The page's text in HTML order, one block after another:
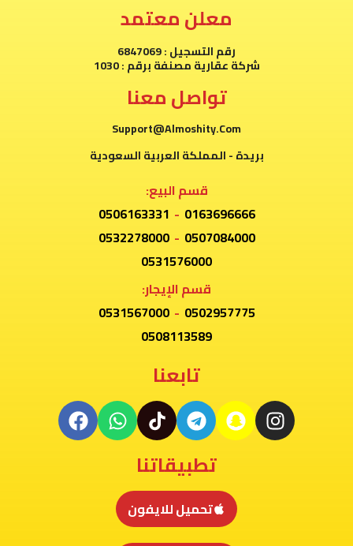
معلن معتمد
رقم التسجيل : 6847069
شركة عقارية مصنفة برقم : 1030
تواصل معنا
Support@Almoshity.Com
بريدة - المملكة العربية السعودية
قسم البيع:
0163696666
-
0506163331
0507084000
-
0532278000
0531576000
قسم الإيجار:
0502957775
-
0531567000
0508113589
تابعنا
تطبيقاتنا
تحميل للايفون